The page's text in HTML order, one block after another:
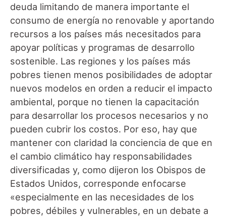
deuda limitando de manera importante el
consumo de energía no renovable y aportando
recursos a los países más necesitados para
apoyar políticas y programas de desarrollo
sostenible. Las regiones y los países más
pobres tienen menos posibilidades de adoptar
nuevos modelos en orden a reducir el impacto
ambiental, porque no tienen la capacitación
para desarrollar los procesos necesarios y no
pueden cubrir los costos. Por eso, hay que
mantener con claridad la conciencia de que en
el cambio climático hay responsabilidades
diversificadas y, como dijeron los Obispos de
Estados Unidos, corresponde enfocarse
«especialmente en las necesidades de los
pobres, débiles y vulnerables, en un debate a